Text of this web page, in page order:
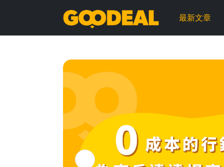
GOODEAL
早
最新文章